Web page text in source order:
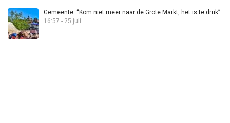
Gemeente: “Kom niet meer naar de Grote Markt, het is te druk”
16:57 - 25 juli